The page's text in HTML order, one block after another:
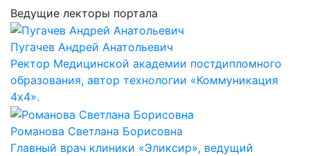
Ведущие лекторы портала
Пугачев Андрей Анатольевич
Ректор Медицинской академии постдипломного
образования, автор технологии «Коммуникация
4х4».
Романова Светлана Борисовна
Главный врач клиники «Эликсир», ведущий